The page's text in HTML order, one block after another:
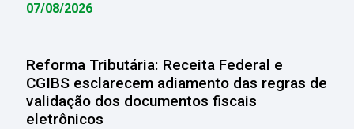
07/08/2026
Reforma Tributária: Receita Federal e
CGIBS esclarecem adiamento das regras de
validação dos documentos fiscais
eletrônicos